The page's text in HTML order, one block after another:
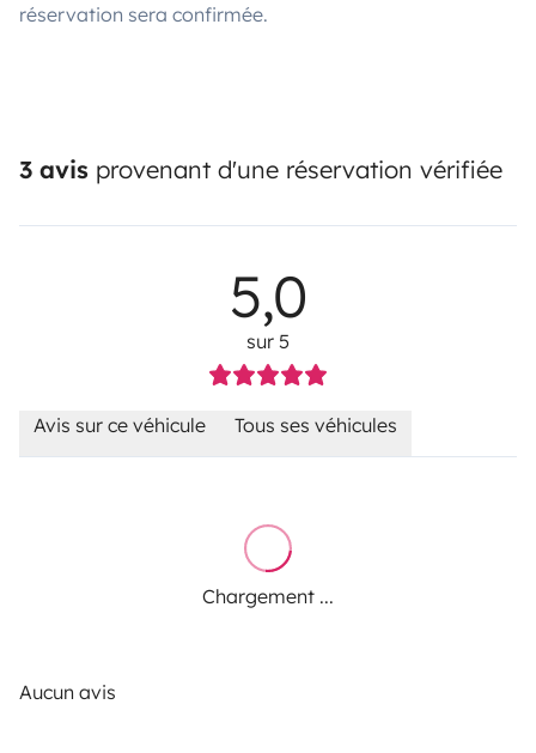
réservation sera confirmée.
3 avis provenant d'une réservation vérifiée
5,0
sur 5
Avis sur ce véhicule Tous ses véhicules
Chargement ...
Aucun avis